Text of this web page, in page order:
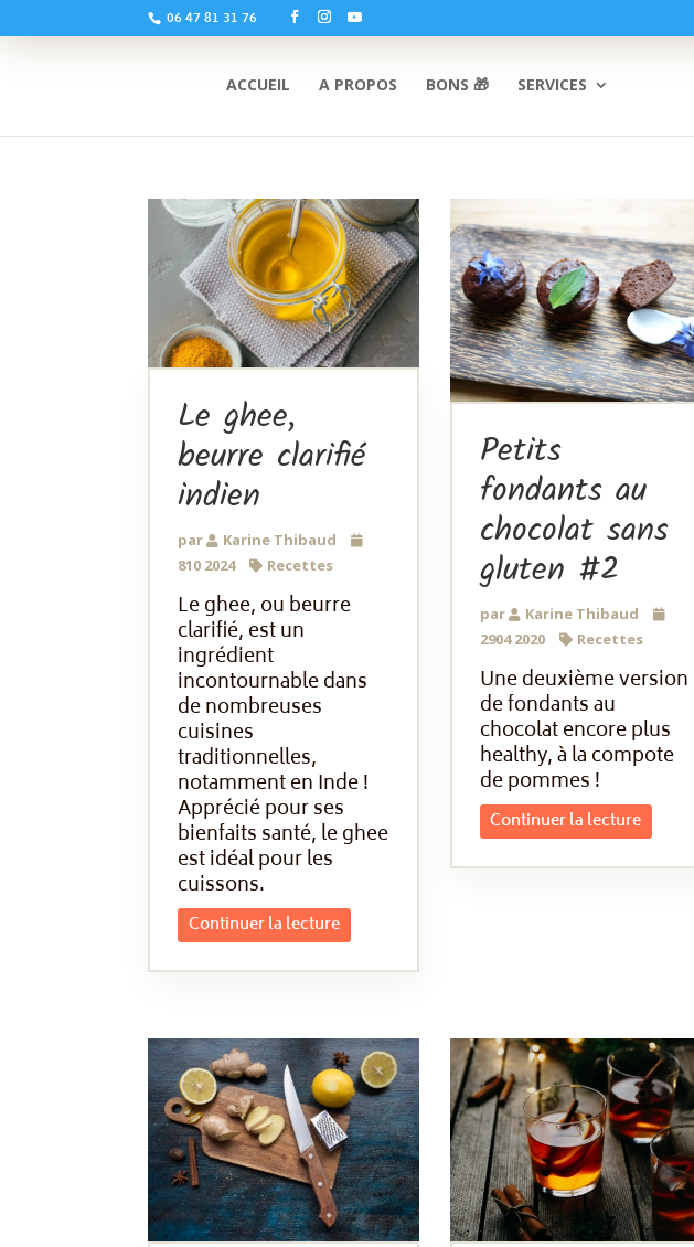
06 47 81 31 76
ACCUEIL A PROPOS BONS 🎁 SERVICES
Le ghee,
beurre clarifié
indien
par
Karine Thibaud
810 2024
Recettes
Le ghee, ou beurre
clarifié, est un
ingrédient
incontournable dans
de nombreuses
cuisines
traditionnelles,
notamment en Inde !
Apprécié pour ses
bienfaits santé, le ghee
est idéal pour les
cuissons.
Continuer la lecture
Petits
fondants au
chocolat sans
gluten #2
par
Karine Thibaud
2904 2020
Recettes
Une deuxième version
de fondants au
chocolat encore plus
healthy, à la compote
de pommes !
Continuer la lecture